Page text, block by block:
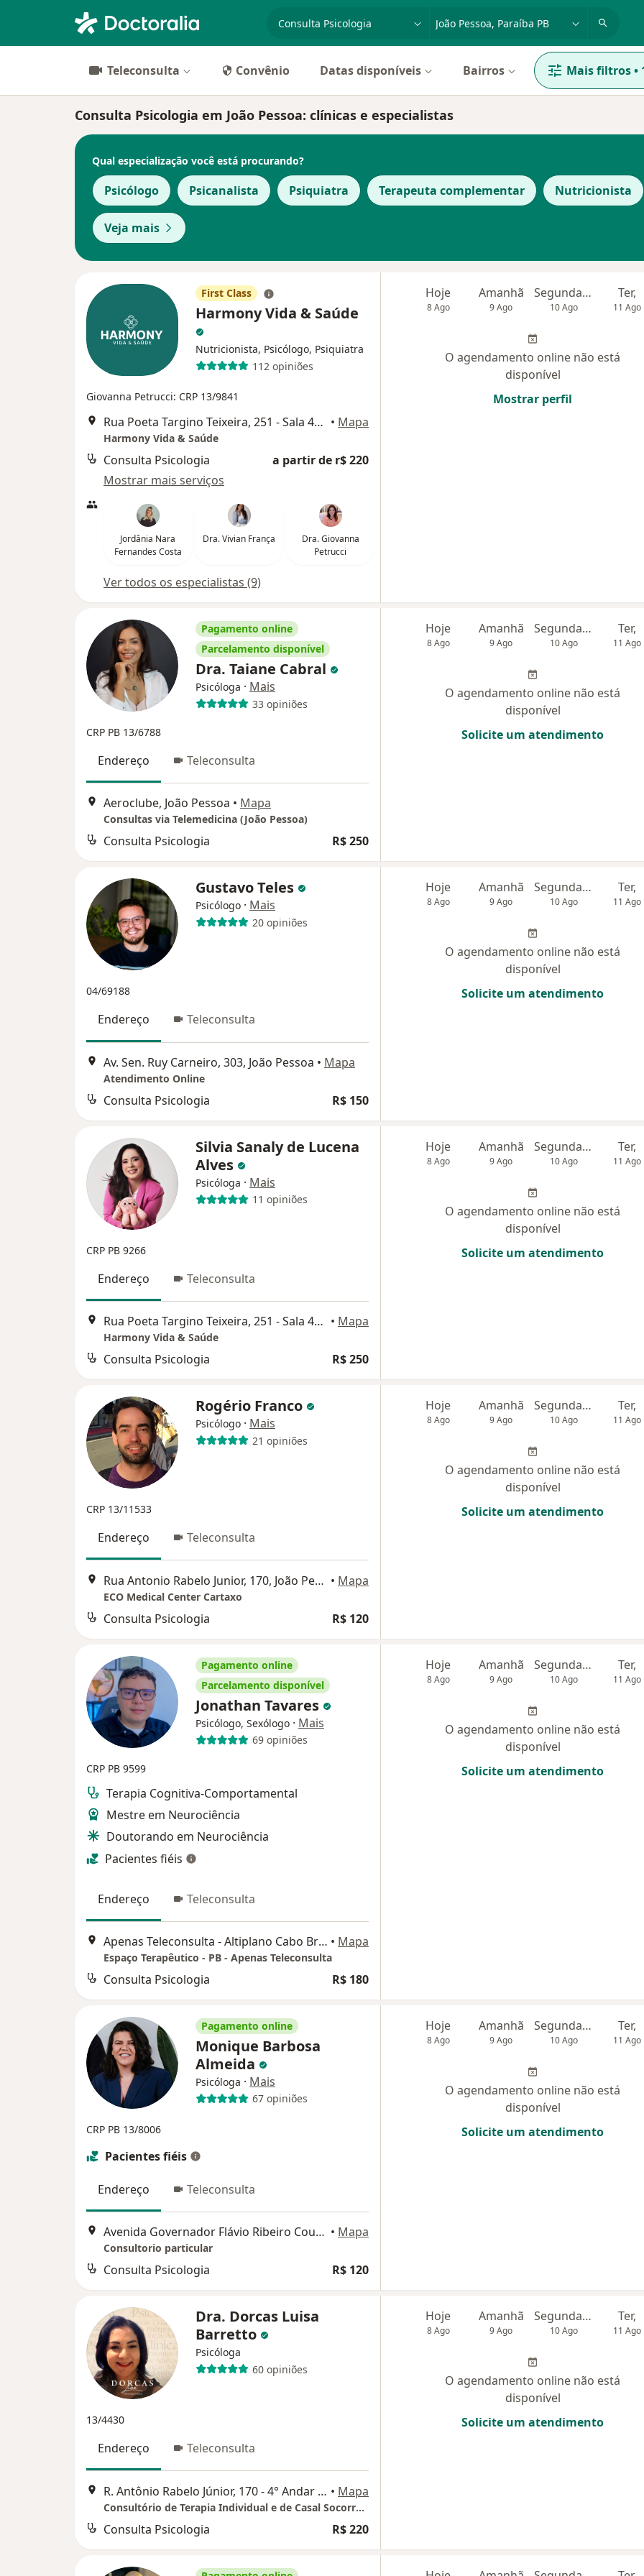
cidade ou região
Teleconsulta Convênio Datas disponíveis Bairros Mais filtros•
Consulta Psicologia em João Pessoa: clínicas e especialistas
Qual especialização você está procurando?
Psicólogo Psicanalista Psiquiatra Terapeuta complementar Nutricionista
Veja mais
First Class
Harmony Vida & Saúde
Nutricionista, Psicólogo, Psiquiatra
112 opiniões
Giovanna Petrucci: CRP 13/9841
Rua Poeta Targino Teixeira, 251 - Sala 44, Shopping Pátio Altiplano, João Pessoa • Mapa
Harmony Vida & Saúde
Consulta Psicologia
a partir de r$ 220
Mostrar mais serviços
Jordânia Nara
Fernandes Costa
Dra. Vivian França
Dra. Giovanna
Petrucci
Ver todos os especialistas (9)
Hoje
8 Ago
Amanhã
9 Ago
Segunda-feira
10 Ago
Ter,
11 Ago
O agendamento online não está
disponível
Mostrar perfil
Pagamento online
Parcelamento disponível
Dra. Taiane Cabral
Psicóloga · Mais
33 opiniões
CRP PB 13/6788
Endereço Teleconsulta
Aeroclube, João Pessoa • Mapa
Consultas via Telemedicina (João Pessoa)
Consulta Psicologia R$ 250
Hoje
8 Ago
Amanhã
9 Ago
Segunda-feira
10 Ago
Ter,
11 Ago
O agendamento online não está
disponível
Solicite um atendimento
Gustavo Teles
Psicólogo · Mais
20 opiniões
04/69188
Endereço Teleconsulta
Av. Sen. Ruy Carneiro, 303, João Pessoa • Mapa
Atendimento Online
Consulta Psicologia R$ 150
Hoje
8 Ago
Amanhã
9 Ago
Segunda-feira
10 Ago
Ter,
11 Ago
O agendamento online não está
disponível
Solicite um atendimento
Silvia Sanaly de Lucena
Alves
Psicóloga · Mais
11 opiniões
CRP PB 9266
Endereço Teleconsulta
Rua Poeta Targino Teixeira, 251 - Sala 44, Shopping Pátio Altiplano, João Pessoa • Mapa
Harmony Vida & Saúde
Consulta Psicologia R$ 250
Hoje
8 Ago
Amanhã
9 Ago
Segunda-feira
10 Ago
Ter,
11 Ago
O agendamento online não está
disponível
Solicite um atendimento
Rogério Franco
Psicólogo · Mais
21 opiniões
CRP 13/11533
Endereço Teleconsulta
Rua Antonio Rabelo Junior, 170, João Pessoa • Mapa
ECO Medical Center Cartaxo
Consulta Psicologia R$ 120
Hoje
8 Ago
Amanhã
9 Ago
Segunda-feira
10 Ago
Ter,
11 Ago
O agendamento online não está
disponível
Solicite um atendimento
Pagamento online
Parcelamento disponível
Jonathan Tavares
Psicólogo, Sexólogo · Mais
69 opiniões
CRP PB 9599
Terapia Cognitiva-Comportamental
Mestre em Neurociência
Doutorando em Neurociência
Pacientes fiéis
Endereço Teleconsulta
Apenas Teleconsulta - Altiplano Cabo Branco, João Pessoa - PB, Brasil, João Pessoa • Mapa
Espaço Terapêutico - PB - Apenas Teleconsulta
Consulta Psicologia R$ 180
Hoje
8 Ago
Amanhã
9 Ago
Segunda-feira
10 Ago
Ter,
11 Ago
O agendamento online não está
disponível
Solicite um atendimento
Pagamento online
Monique Barbosa
Almeida
Psicóloga · Mais
67 opiniões
CRP PB 13/8006
Pacientes fiéis
Endereço Teleconsulta
Avenida Governador Flávio Ribeiro Coutinho 500, João Pessoa • Mapa
Consultorio particular
Consulta Psicologia R$ 120
Hoje
8 Ago
Amanhã
9 Ago
Segunda-feira
10 Ago
Ter,
11 Ago
O agendamento online não está
disponível
Solicite um atendimento
Dra. Dorcas Luisa
Barretto
Psicóloga
60 opiniões
13/4430
Endereço Teleconsulta
R. Antônio Rabelo Júnior, 170 - 4° Andar - Sala 405, João Pessoa • Mapa
Consultório de Terapia Individual e de Casal Socorro Formiga
Consulta Psicologia R$ 220
Hoje
8 Ago
Amanhã
9 Ago
Segunda-feira
10 Ago
Ter,
11 Ago
O agendamento online não está
disponível
Solicite um atendimento